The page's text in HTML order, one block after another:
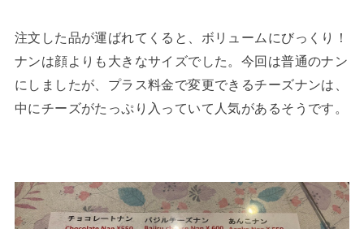
注文した品が運ばれてくると、ボリュームにびっくり！
ナンは顔よりも大きなサイズでした。今回は普通のナン
にしましたが、プラス料金で変更できるチーズナンは、
中にチーズがたっぷり入っていて人気があるそうです。